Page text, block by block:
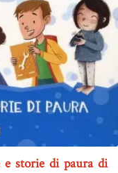
storie di paura di